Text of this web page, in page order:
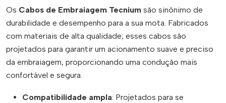
Os Cabos de Embraiagem Tecnium são sinônimo de
durabilidade e desempenho para a sua mota. Fabricados
com materiais de alta qualidade, esses cabos são
projetados para garantir um acionamento suave e preciso
da embraiagem, proporcionando uma condução mais
confortável e segura.
Compatibilidade ampla: Projetados para se